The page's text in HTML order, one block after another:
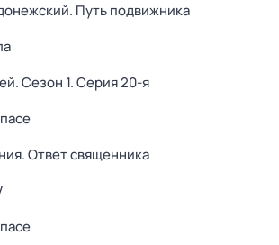
Путь подвижника
. Сезон 1. Серия 20-я
Ответ священника